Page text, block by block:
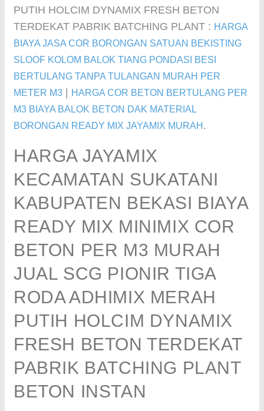
PUTIH HOLCIM DYNAMIX FRESH BETON
TERDEKAT PABRIK BATCHING PLANT : HARGA
BIAYA JASA COR BORONGAN SATUAN BEKISTING
SLOOF KOLOM BALOK TIANG PONDASI BESI
BERTULANG TANPA TULANGAN MURAH PER
METER M3
HARGA COR BETON BERTULANG PER
M3 BIAYA BALOK BETON DAK MATERIAL
BORONGAN READY MIX JAYAMIX MURAH .
HARGA JAYAMIX
KECAMATAN SUKATANI
KABUPATEN BEKASI BIAYA
READY MIX MINIMIX COR
BETON PER M3 MURAH
JUAL SCG PIONIR TIGA
RODA ADHIMIX MERAH
PUTIH HOLCIM DYNAMIX
FRESH BETON TERDEKAT
PABRIK BATCHING PLANT
BETON INSTAN